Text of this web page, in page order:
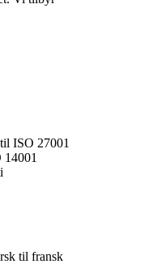
ISO 27001
til fransk